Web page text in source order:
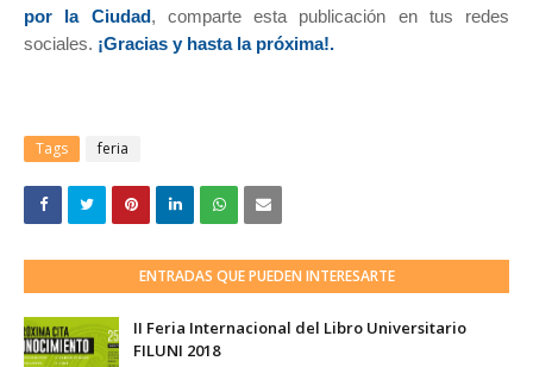
por la Ciudad, comparte esta publicación en tus redes
sociales. ¡Gracias y hasta la próxima!.
Tags feria
ENTRADAS QUE PUEDEN INTERESARTE
II Feria Internacional del Libro Universitario
FILUNI 2018